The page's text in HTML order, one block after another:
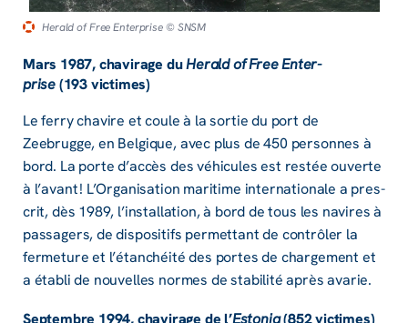
Herald of Free Enter­prise © SNSM
Mars 1987, chavi­­rage duHerald of Free Enter­­
prise (193 victimes)
Le ferry chavire et coule à la sortie du port de
Zeebrugge, en Belgique, avec plus de 450 personnes à
bord. La porte d’ac­­cès des véhi­­cules est restée ouverte
à l’avant ! L’Or­­ga­­ni­­sa­­tion mari­­time inter­­­na­­tio­­nale a pres­­
crit, dès 1989, l’ins­­tal­­la­­tion, à bord de tous les navires à
passa­­gers, de dispo­­si­­tifs permet­­tant de contrô­­ler la
ferme­­ture et l’étan­­chéité des portes de char­­ge­­ment et
a établi de nouvelles normes de stabi­­lité après avarie.
Septembre 1994, chavi­­rage de l’Esto­­nia(852 victimes)